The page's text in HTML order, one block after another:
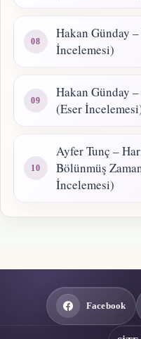
Hakan Günday
İncelemesi)
Hakan Günday
(Eser
Ayfer Tunç –
Bölünmüş
İncelemesi)
Facebook